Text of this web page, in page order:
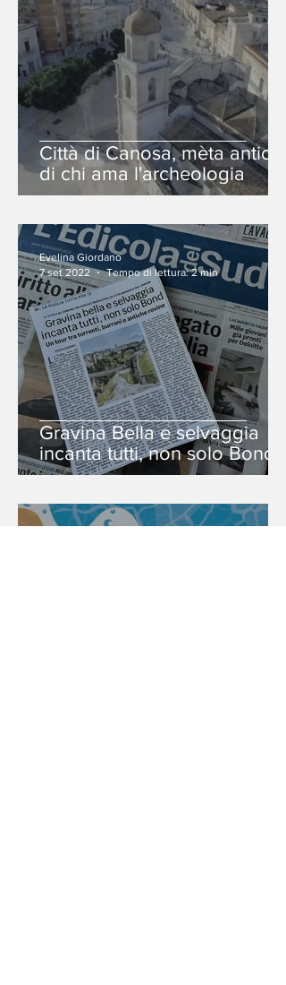
Città di Canosa, mèta antica
di chi ama l'archeologia
Gravina Bella e selvaggia
incanta tutti, non solo Bond.
Evelina Giordano
7 set 2022
Tempo di lettura: 2 min